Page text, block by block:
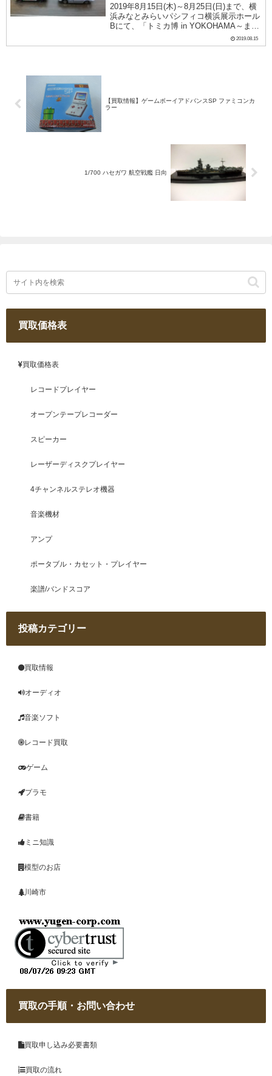
2019年8月15日(木)～8月25日(日)まで、横
浜みなとみらいパシフィコ横浜展示ホール
Bにて、「トミカ博 in YOKOHAMA～まち
をまもるクルマ大集合！～」が開催されま
す。今回はサブタイトルに～まちをまもる
2019.08.15
【買取情報】ゲームボーイアドバンスSP ファミコンカ
ラー
1/700 ハセガワ 航空戦艦 日向
買取価格表
買取価格表
レコードプレイヤー
オープンテープレコーダー
スピーカー
レーザーディスクプレイヤー
4チャンネルステレオ機器
音楽機材
アンプ
ポータブル・カセット・プレイヤー
楽譜/バンドスコア
投稿カテゴリー
買取情報
オーディオ
音楽ソフト
レコード買取
ゲーム
プラモ
書籍
ミニ知識
模型のお店
川崎市
買取の手順・お問い合わせ
買取申し込み必要書類
買取の流れ